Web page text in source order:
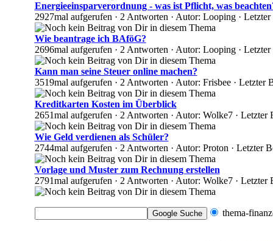
Energieeinsparverordnung - was ist Pflicht, was
2927mal aufgerufen · 2 Antworten · Autor: Looping ·
Wie beantrage ich BAföG?
2696mal aufgerufen · 2 Antworten · Autor: Looping ·
Kann man seine Steuer online machen?
3519mal aufgerufen · 2 Antworten · Autor: Frisbee ·
Kreditkarten Kosten im Überblick
2651mal aufgerufen · 2 Antworten · Autor: Wolke7 ·
Wie Geld verdienen als Schüler?
2744mal aufgerufen · 2 Antworten · Autor: Proton · Letzter
Vorlage und Muster zum Rechnung erstellen
2791mal aufgerufen · 2 Antworten · Autor: Wolke7 ·
thema-